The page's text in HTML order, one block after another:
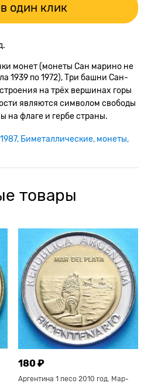
один клик
монет (монеты Сан марино не
1939 по 1972),Три башни Сан-
на трёх вершинах горы
являются символом свободы
на флаге и гербе страны.
1987 Биметаллические монеты
товары
180 ₽
Аргентина 1 песо 2010 год. Мар-